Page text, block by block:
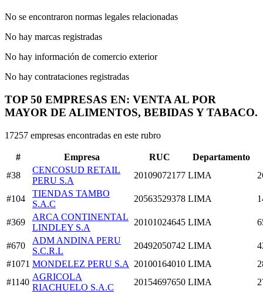
No se encontraron normas legales relacionadas
No hay marcas registradas
No hay información de comercio exterior
No hay contrataciones registradas
TOP 50 EMPRESAS EN: VENTA AL POR
MAYOR DE ALIMENTOS, BEBIDAS Y TABACO.
17257 empresas encontradas en este rubro
# Empresa RUC
Departamento
#38
CENCOSUD RETAIL
PERU S.A
20109072177 LIMA
#104
TIENDAS TAMBO
S.A.C
20563529378 LIMA
#369
ARCA CONTINENTAL
LINDLEY S.A
20101024645 LIMA
#670
ADM ANDINA PERU
S.C.R.L
20492050742 LIMA
#1071 MONDELEZ PERU S.A 20100164010 LIMA
#1140
AGRICOLA
RIACHUELO S.A.C
20154697650 LIMA